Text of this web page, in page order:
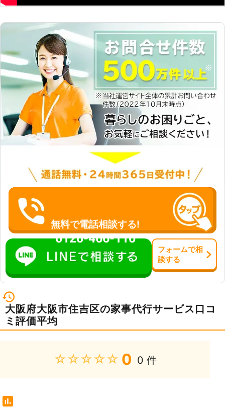
制の一律料金でサービスを承っていま
ることが可能です。また、ハウスクリ
ーニング業もおこなっていることか
ら、本格的なクリーニングが必要な場
合にも対応ができます。「ひとりで家
事をするのは大変」というとき、家事
代行を大阪で依頼するなら当店にご相
談ください。 ☆女性スタッフ在籍！
女性の1人暮らしも安心してください
家事代行となると、お客様の大切な家
に上がり、生活に足を踏み入れること
になります。プライバシーの問題や
「同性のスタッフの方が気が楽」とい
う場合もあるかと思います。そんなと
きには、当店には女性スタッフも在籍
しているため、ご要望があれば同性の
スタッフを派遣することも可能です。
家事代行はお客様の快適さを追求する
なんでーもに、お任せください。 便
利屋なんでーもは24時間いつでもお
客様のご要望にお応えできるよう、定
休日や営業時間をもうけておりませ
ん。ご自宅でのお困りごとがありまし
たら、ぜひ当店の家事代行サービスを
ご利用ください。
無料で電話相談する!
0120-466-110
フォームで相
談する
大阪府大阪市住吉区の家事代行サービス口コ
ミ評価平均
★★★★★ 0 0 件